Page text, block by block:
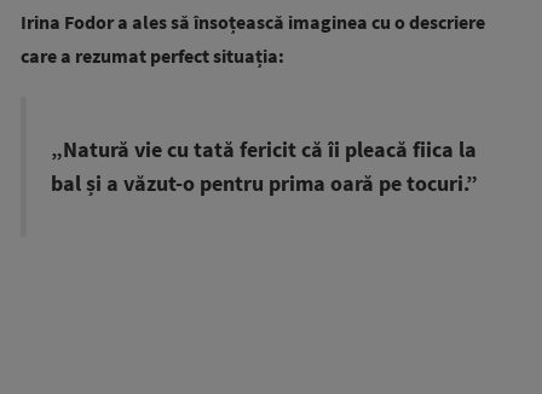
Irina Fodor a ales să însoțească imaginea cu o descriere
care a rezumat perfect situația:
„Natură vie cu tată fericit că îi pleacă fiica la
bal și a văzut-o pentru prima oară pe tocuri.”